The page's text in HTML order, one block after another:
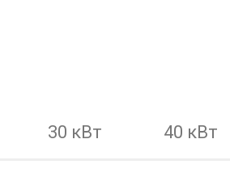
30 кВт 40 кВт